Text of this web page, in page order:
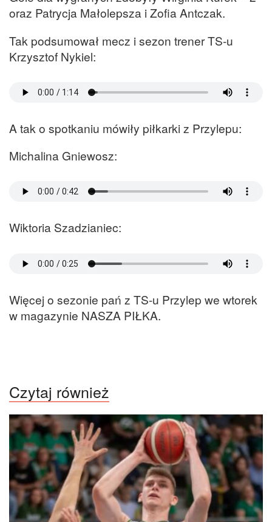
oraz Patrycja Małolepsza i Zofia Antczak.
Tak podsumował mecz i sezon trener TS-u
Krzysztof Nykiel:
A tak o spotkaniu mówiły piłkarki z Przylepu:
Michalina Gniewosz:
Wiktoria Szadzianiec:
Więcej o sezonie pań z TS-u Przylep we wtorek
w magazynie NASZA PIŁKA.
Czytaj również